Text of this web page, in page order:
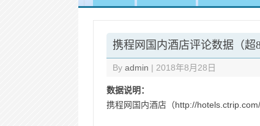
携程网国内酒店评论数据（超
By admin | 2018年8月28日
数据说明：
携程网国内酒店（http://